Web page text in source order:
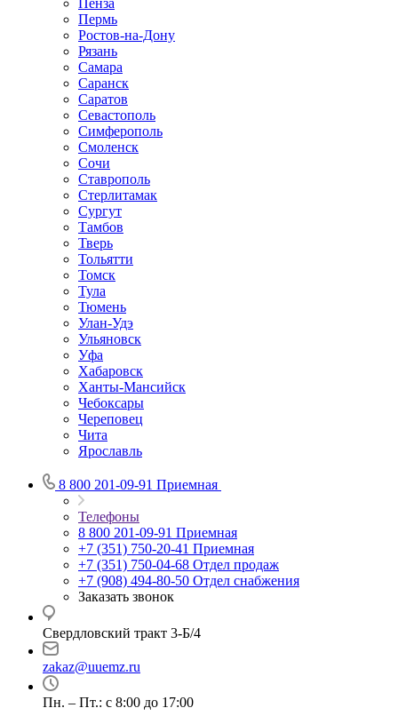
Пенза
Пермь
Ростов-на-Дону
Рязань
Самара
Саранск
Саратов
Севастополь
Симферополь
Смоленск
Сочи
Ставрополь
Стерлитамак
Сургут
Тамбов
Тверь
Тольятти
Томск
Тула
Тюмень
Улан-Удэ
Ульяновск
Уфа
Хабаровск
Ханты-Мансийск
Чебоксары
Череповец
Чита
Ярославль
8 800 201-09-91 Приемная
Телефоны
8 800 201-09-91 Приемная
+7 (351) 750-20-41 Приемная
+7 (351) 750-04-68 Отдел продаж
+7 (908) 494-80-50 Отдел снабжения
Заказать звонок
Свердловский тракт 3-Б/4
zakaz@uuemz.ru
Пн. – Пт.: с 8:00 до 17:00